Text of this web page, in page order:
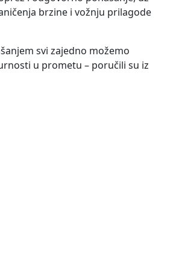
brzine i vožnju prilagode
svi zajedno možemo
u prometu – poručili su iz